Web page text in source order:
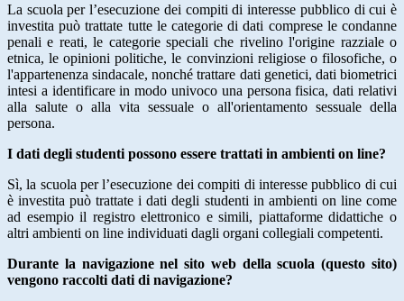
La scuola per l’esecuzione dei compiti di interesse pubblico di cui è
investita può trattate tutte le categorie di dati comprese le condanne
penali e reati, le categorie speciali che rivelino l'origine razziale o
etnica, le opinioni politiche, le convinzioni religiose o filosofiche, o
l'appartenenza sindacale, nonché trattare dati genetici, dati biometrici
intesi a identificare in modo univoco una persona fisica, dati relativi
alla salute o alla vita sessuale o all'orientamento sessuale della
persona.
I dati degli studenti possono essere trattati in ambienti on line?
Sì, la scuola per l’esecuzione dei compiti di interesse pubblico di cui
è investita può trattate i dati degli studenti in ambienti on line come
ad esempio il registro elettronico e simili, piattaforme didattiche o
altri ambienti on line individuati dagli organi collegiali competenti.
Durante la navigazione nel sito web della scuola (questo sito)
vengono raccolti dati di navigazione?